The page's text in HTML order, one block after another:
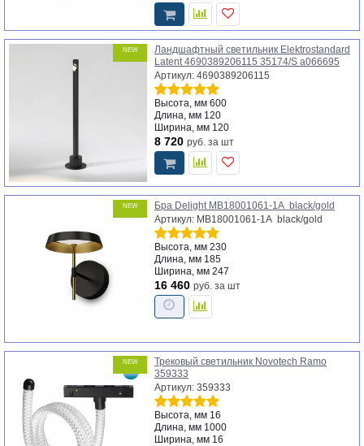
NEW
Ландшафтный светильник Elektrostandard
Latent 4690389206115 35174/S a066695
Артикул: 4690389206115
Высота, мм 600
Длина, мм 120
Ширина, мм 120
8 720 руб. за шт
NEW
Бра Delight MB18001061-1A black/gold
Артикул: MB18001061-1A black/gold
Высота, мм 230
Длина, мм 185
Ширина, мм 247
16 460 руб. за шт
NEW
Трековый светильник Novotech Ramo
359333
Артикул: 359333
Высота, мм 16
Длина, мм 1000
Ширина, мм 16